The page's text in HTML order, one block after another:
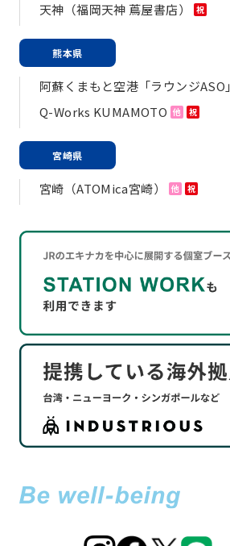
天神（福岡天神 蔦屋書店）
祝
熊本県
阿蘇くまもと空港「ラウンジASO」
Q-Works KUMAMOTO 他 祝
宮崎県
宮崎（ATOMica宮崎） 他 祝